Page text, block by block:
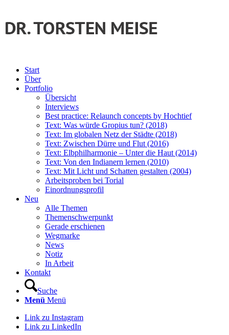
Start
Über
Portfolio
Übersicht
Interviews
Best practice: Relaunch concepts by Hochtief
Text: Was würde Gropius tun? (2018)
Text: Im globalen Netz der Städte (2018)
Text: Zwischen Dürre und Flut (2016)
Text: Elbphilharmonie – Unter die Haut (2014)
Text: Von den Indianern lernen (2010)
Text: Mit Licht und Schatten gestalten (2004)
Arbeitsproben bei Torial
Einordnungsprofil
Neu
Alle Themen
Themenschwerpunkt
Gerade erschienen
Wegmarke
News
Notiz
In Arbeit
Kontakt
Suche
Menü Menü
Link zu Instagram
Link zu LinkedIn